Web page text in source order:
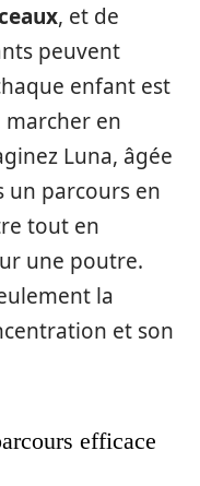
, et de
peuvent
enfant est
marcher en
Luna, âgée
un parcours en
tout en
une poutre.
la
et son
efficace